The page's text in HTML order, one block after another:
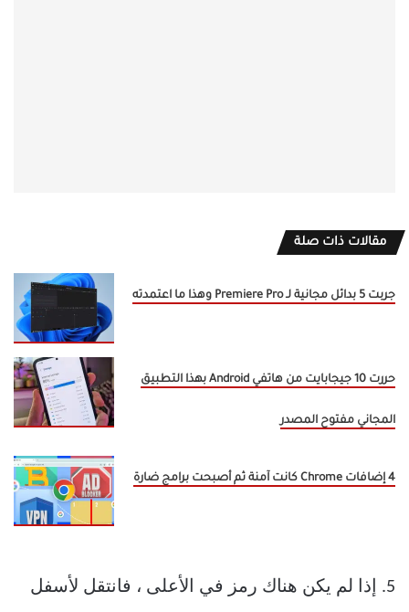
مقالات ذات صلة
جربت 5 بدائل مجانية لـ Premiere Pro وهذا ما اعتمدته
حررت 10 جيجابايت من هاتفي Android بهذا التطبيق
المجاني مفتوح المصدر
4 إضافات Chrome كانت آمنة ثم أصبحت برامج ضارة
5. إذا لم يكن هناك رمز في الأعلى ، فانتقل لأسفل